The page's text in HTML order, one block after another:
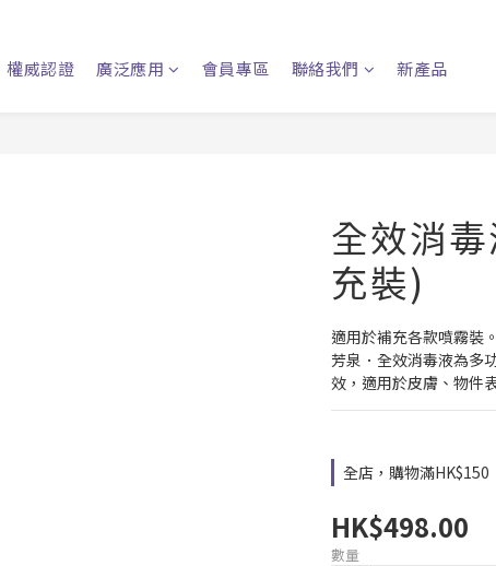
權威認證 廣泛應用 會員專區 聯絡我們 新產品
全效消
充裝)
適用於補充各款噴霧裝。
芳泉．全效消毒液為多
效，適用於皮膚、物件
全店，購物滿
HK$498.00
數量